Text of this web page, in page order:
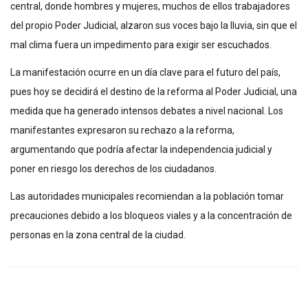
central, donde hombres y mujeres, muchos de ellos trabajadores
del propio Poder Judicial, alzaron sus voces bajo la lluvia, sin que el
mal clima fuera un impedimento para exigir ser escuchados.
La manifestación ocurre en un día clave para el futuro del país,
pues hoy se decidirá el destino de la reforma al Poder Judicial, una
medida que ha generado intensos debates a nivel nacional. Los
manifestantes expresaron su rechazo a la reforma,
argumentando que podría afectar la independencia judicial y
poner en riesgo los derechos de los ciudadanos.
Las autoridades municipales recomiendan a la población tomar
precauciones debido a los bloqueos viales y a la concentración de
personas en la zona central de la ciudad.